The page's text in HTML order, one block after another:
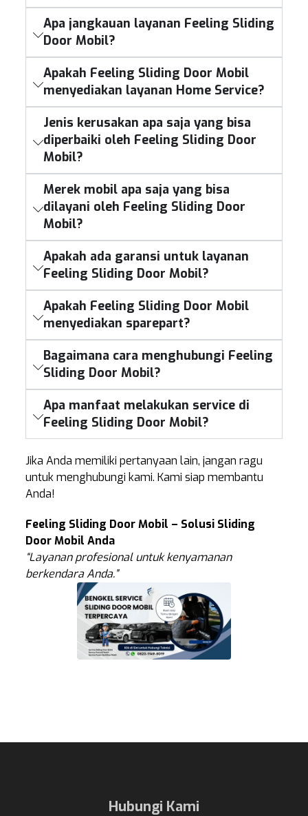
Apa jangkauan layanan Feeling Sliding
Door Mobil?
Apakah Feeling Sliding Door Mobil
menyediakan layanan Home Service?
Jenis kerusakan apa saja yang bisa
diperbaiki oleh Feeling Sliding Door
Mobil?
Merek mobil apa saja yang bisa
dilayani oleh Feeling Sliding Door
Mobil?
Apakah ada garansi untuk layanan
Feeling Sliding Door Mobil?
Apakah Feeling Sliding Door Mobil
menyediakan sparepart?
Bagaimana cara menghubungi Feeling
Sliding Door Mobil?
Apa manfaat melakukan service di
Feeling Sliding Door Mobil?
Jika Anda memiliki pertanyaan lain, jangan ragu
untuk menghubungi kami. Kami siap membantu
Anda!
Feeling Sliding Door Mobil – Solusi Sliding
Door Mobil Anda
“Layanan profesional untuk kenyamanan
berkendara Anda.”
Hubungi Kami